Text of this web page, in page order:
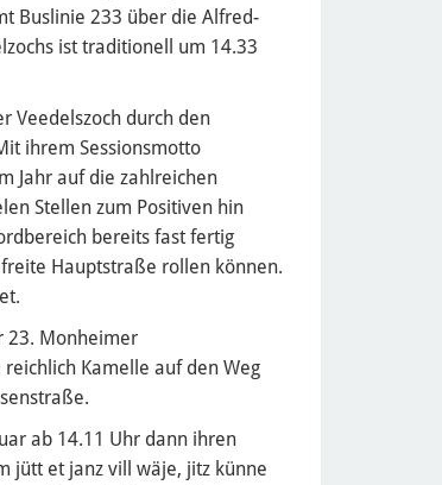
Buslinie 233 über die Alfred-
ist traditionell um 14.33
Veedelszoch durch den
ihrem Sessionsmotto
Jahr auf die zahlreichen
Stellen zum Positiven hin
bereits fast fertig
Hauptstraße rollen können.
23. Monheimer
Kamelle auf den Weg
ab 14.11 Uhr dann ihren
jütt et janz vill wäje, jitz künne